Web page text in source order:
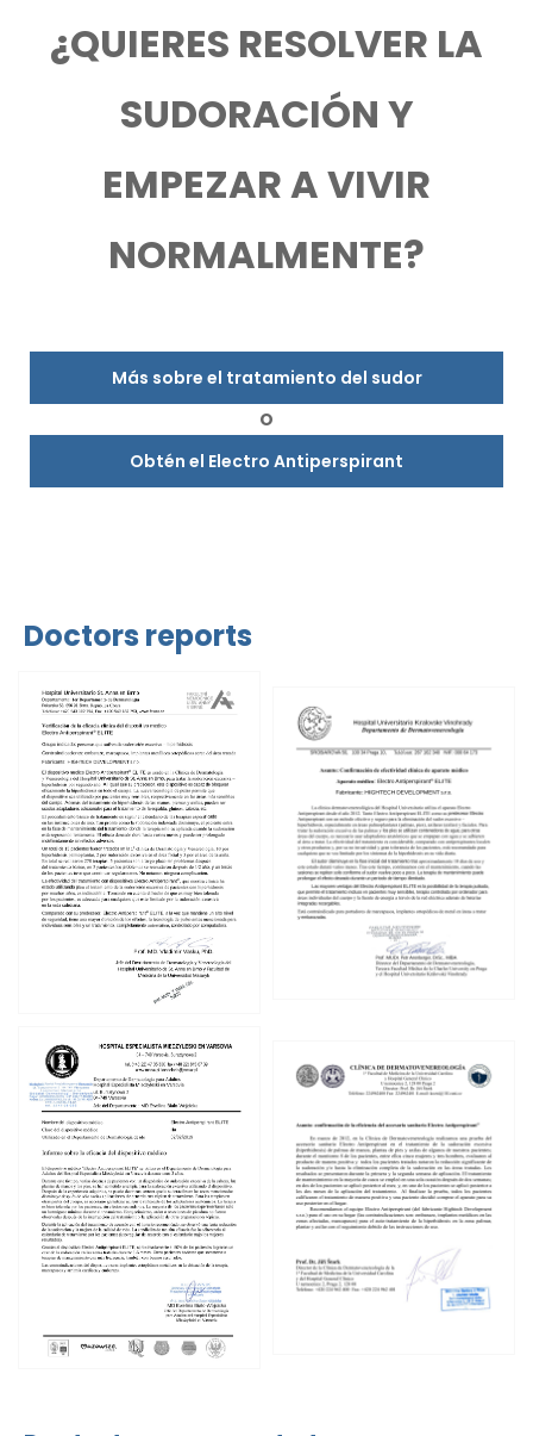
¿QUIERES RESOLVER LA
SUDORACIÓN Y
EMPEZAR A VIVIR
NORMALMENTE?
Más sobre el tratamiento del sudor
O
Obtén el Electro Antiperspirant
Doctors reports